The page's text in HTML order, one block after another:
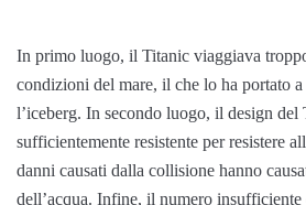
In primo luogo, il Titanic viaggiava
condizioni del mare, il che lo ha portato
l’iceberg. In secondo luogo, il design del
sufficientemente resistente per resistere
danni causati dalla collisione hanno
dell’acqua. Infine, il numero